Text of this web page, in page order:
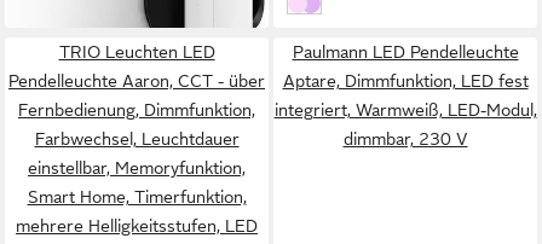
Schwarz
weiß
TRIO Leuchten LED
Pendelleuchte Aaron, CCT - über
Fernbedienung, Dimmfunktion,
Farbwechsel, Leuchtdauer
einstellbar, Memoryfunktion,
Smart Home, Timerfunktion,
mehrere Helligkeitsstufen, LED
Paulmann LED Pendelleuchte
Aptare, Dimmfunktion, LED fest
integriert, Warmweiß, LED-Modul,
dimmbar, 230 V